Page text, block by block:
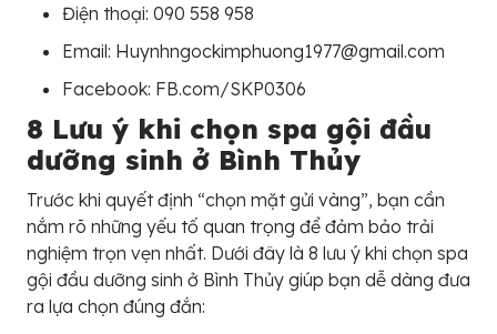
Điện thoại: 090 558 958
Email: Huynhngockimphuong1977@gmail.com
Facebook: FB.com/SKP0306
8 Lưu ý khi chọn spa gội đầu
dưỡng sinh ở Bình Thủy
Trước khi quyết định “chọn mặt gửi vàng”, bạn cần
nắm rõ những yếu tố quan trọng để đảm bảo trải
nghiệm trọn vẹn nhất. Dưới đây là 8 lưu ý khi chọn spa
gội đầu dưỡng sinh ở Bình Thủy giúp bạn dễ dàng đưa
ra lựa chọn đúng đắn: